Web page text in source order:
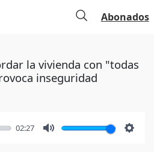
Abonados
la vivienda con "todas
inseguridad
02:27